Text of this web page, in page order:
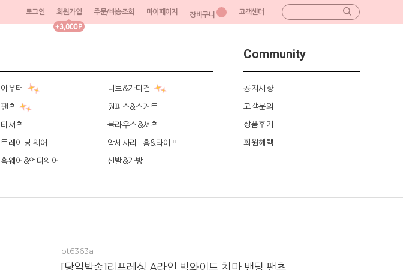
로그인 회원가입 주문/배송조회 마이페이지 장바구니 고객센터
아우터 니트&가디건
팬츠 원피스&스커트
티셔츠 블라우스&셔츠
트레이닝 웨어 악세사리 홈&라이프
홈웨어&언더웨어 신발&가방
Community
공지사항
고객문의
상품후기
회원혜택
pt6363a
[당일발송]리프레싱 A라인 빅와이드 치마 밴딩 팬츠